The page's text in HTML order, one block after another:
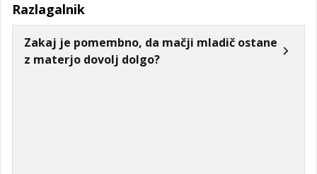
Razlagalnik
Zakaj je pomembno, da mačji mladič ostane
z materjo dovolj dolgo?